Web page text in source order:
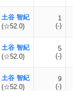
土谷 智紀
(☆52.0)
1
(-)
土谷 智紀
(☆52.0)
5
(-)
土谷 智紀
(☆52.0)
9
(-)